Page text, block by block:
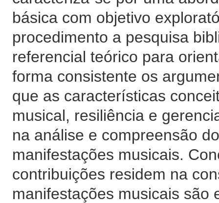
básica com objetivo
procedimento a pesquisa
referencial teórico para
forma consistente os
que as características
musical, resiliência e
na análise e compreensão
manifestações musicais.
contribuições residem na
manifestações musicais são